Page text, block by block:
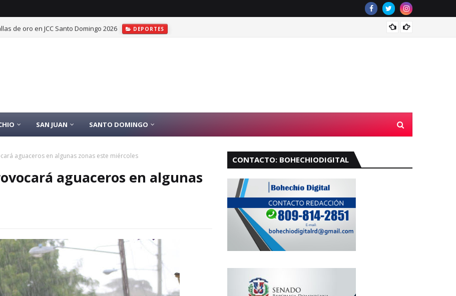
de oro en JCC Santo Domingo 2026 DEPORTES
SAN JUAN SANTO DOMINGO
aguaceros en algunas zonas este miércoles
aguaceros en algunas
CONTACTO: BOHECHIODIGITAL